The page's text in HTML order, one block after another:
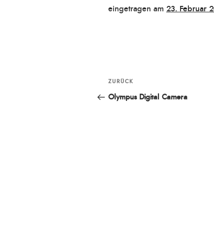
eingetragen am Veröffentlicht
23. Februar
Beitragsnavigation
Vorheriger
Beitrag
ZURÜCK
Olympus Digital Camera